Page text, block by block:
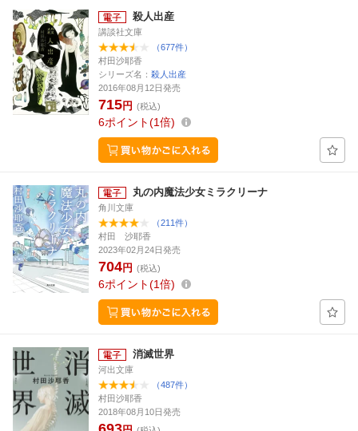
殺人出産
講談社文庫
（677件）
村田沙耶香
シリーズ名： 殺人出産
2016年08月12日発売
715円 (税込)
6ポイント 1倍
丸の内魔法少女ミラクリーナ
角川文庫
（211件）
村田 沙耶香
2023年02月24日発売
704円 (税込)
6ポイント 1倍
消滅世界
河出文庫
（487件）
村田沙耶香
2018年08月10日発売